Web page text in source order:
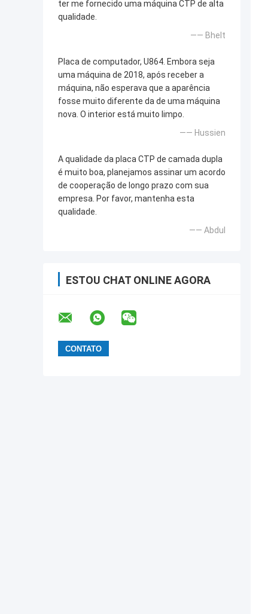
ter me fornecido uma máquina CTP de alta
qualidade.
—— Bhelt
Placa de computador, U864. Embora seja
uma máquina de 2018, após receber a
máquina, não esperava que a aparência
fosse muito diferente da de uma máquina
nova. O interior está muito limpo.
—— Hussien
A qualidade da placa CTP de camada dupla
é muito boa, planejamos assinar um acordo
de cooperação de longo prazo com sua
empresa. Por favor, mantenha esta
qualidade.
—— Abdul
ESTOU CHAT ONLINE AGORA